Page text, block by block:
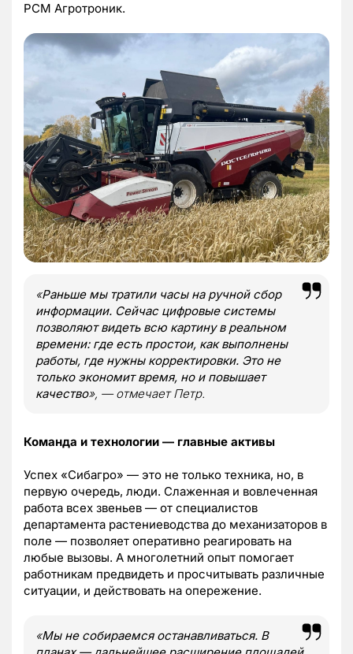
РСМ Агротроник.
«Раньше мы тратили часы на ручной сбор
информации. Сейчас цифровые системы
позволяют видеть всю картину в реальном
времени: где есть простои, как выполнены
работы, где нужны корректировки. Это не
только экономит время, но и повышает
качество», — отмечает Петр.
Команда и технологии — главные активы
Успех «Сибагро» — это не только техника, но, в
первую очередь, люди. Слаженная и вовлеченная
работа всех звеньев — от специалистов
департамента растениеводства до механизаторов в
поле — позволяет оперативно реагировать на
любые вызовы. А многолетний опыт помогает
работникам предвидеть и просчитывать различные
ситуации, и действовать на опережение.
«Мы не собираемся останавливаться. В